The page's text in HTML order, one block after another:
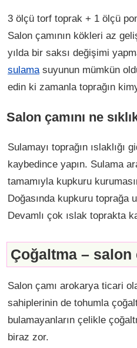
3 ölçü torf toprak + 1 ölçü
Salon çamının kökleri az
yılda bir saksı değişimi
sulamasuyunun mümkün
edin ki zamanla toprağın
Salon çamını ne
Sulamayı toprağın ıslaklığı
kaybedince yapın. Sulama
tamamıyla kupkuru
Doğasında kupkuru toprağa
Devamlı çok ıslak toprakta
Çoğaltma – salon
Salon çamı arokarya ticari
sahiplerinin de tohumla
bulamayanların çelikle
biraz zor.